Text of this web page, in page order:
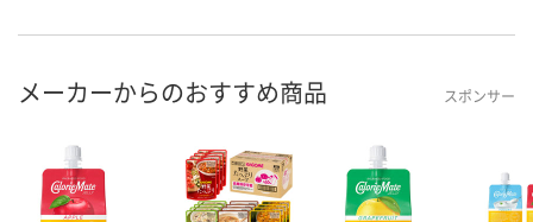
メーカーからのおすすめ商品 スポンサー